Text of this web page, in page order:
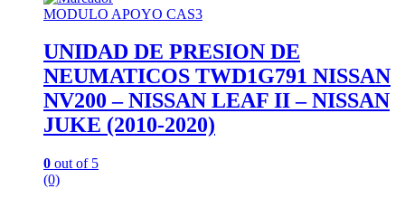
MODULO APOYO CAS3
UNIDAD DE PRESION DE
NEUMATICOS TWD1G791 NISSAN
NV200 – NISSAN LEAF II – NISSAN
JUKE (2010-2020)
0 out of 5
(0)